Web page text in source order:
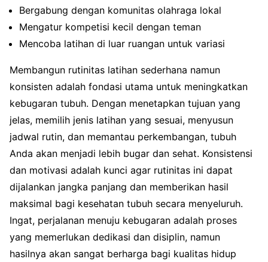
Bergabung dengan komunitas olahraga lokal
Mengatur kompetisi kecil dengan teman
Mencoba latihan di luar ruangan untuk variasi
Membangun rutinitas latihan sederhana namun
konsisten adalah fondasi utama untuk meningkatkan
kebugaran tubuh. Dengan menetapkan tujuan yang
jelas, memilih jenis latihan yang sesuai, menyusun
jadwal rutin, dan memantau perkembangan, tubuh
Anda akan menjadi lebih bugar dan sehat. Konsistensi
dan motivasi adalah kunci agar rutinitas ini dapat
dijalankan jangka panjang dan memberikan hasil
maksimal bagi kesehatan tubuh secara menyeluruh.
Ingat, perjalanan menuju kebugaran adalah proses
yang memerlukan dedikasi dan disiplin, namun
hasilnya akan sangat berharga bagi kualitas hidup